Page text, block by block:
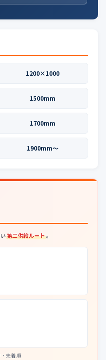
1200×1000
1500mm
1700mm
1900mm〜
第二供給ルート。
先着順